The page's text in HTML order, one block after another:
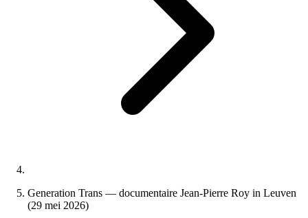
Generation Trans — documentaire Jean-Pierre Roy in Leuven
(29 mei 2026)